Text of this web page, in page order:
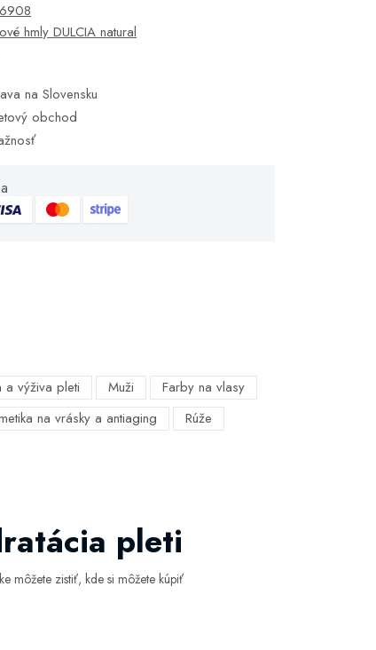
hmly DULCIA natural
na Slovensku
obchod
a výživa pleti Muži
Farby na vlasy
na vrásky a antiaging
Rúže
pleti
môžete zistiť, kde si môžete kúpiť